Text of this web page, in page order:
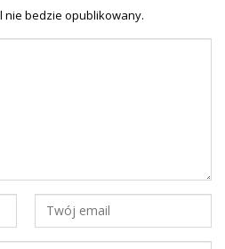
nie bedzie opublikowany.